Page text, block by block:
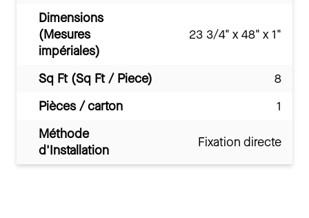
Dimensions
(Mesures
impériales)
23 3/4" x 48" x 1"
Sq Ft (Sq Ft / Piece)
8
Pièces / carton
1
Méthode
d'Installation
Fixation directe